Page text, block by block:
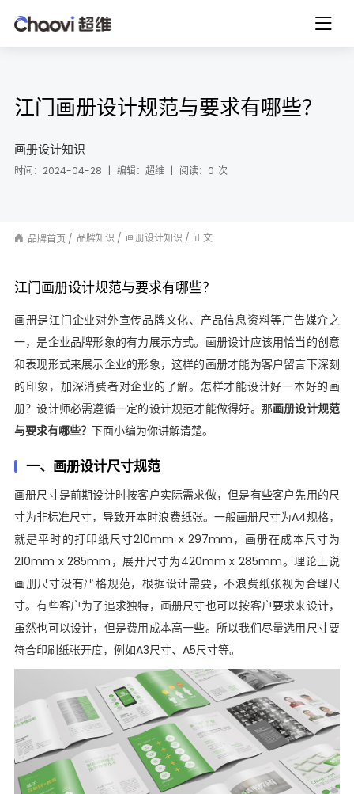
江门画册设计规范与要求有哪些？
画册设计知识
时间：2024-04-28 | 编辑：超维 | 阅读： 0 次
品牌首页 品牌知识 画册设计知识 正文
江门画册设计规范与要求有哪些？
画册是江门企业对外宣传品牌文化、产品信息资料等广告媒介之
一，是企业品牌形象的有力展示方式。画册设计应该用恰当的创意
和表现形式来展示企业的形象，这样的画册才能为客户留言下深刻
的印象，加深消费者对企业的了解。怎样才能设计好一本好的画
册？设计师必需遵循一定的设计规范才能做得好。那画册设计规范
与要求有哪些？ 下面小编为你讲解清楚。
一、画册设计尺寸规范
画册尺寸是前期设计时按客户实际需求做，但是有些客户先用的尺
寸为非标准尺寸，导致开本时浪费纸张。一般画册尺寸为A4规格，
就是平时的打印纸尺寸210mm x 297mm，画册在成本尺寸为
210mm x 285mm，展开尺寸为420mm x 285mm。理论上说
画册尺寸没有严格规范，根据设计需要，不浪费纸张视为合理尺
寸。有些客户为了追求独特，画册尺寸也可以按客户要求来设计，
虽然也可以设计，但是费用成本高一些。所以我们尽量选用尺寸要
符合印刷纸张开度，例如A3尺寸、A5尺寸等。